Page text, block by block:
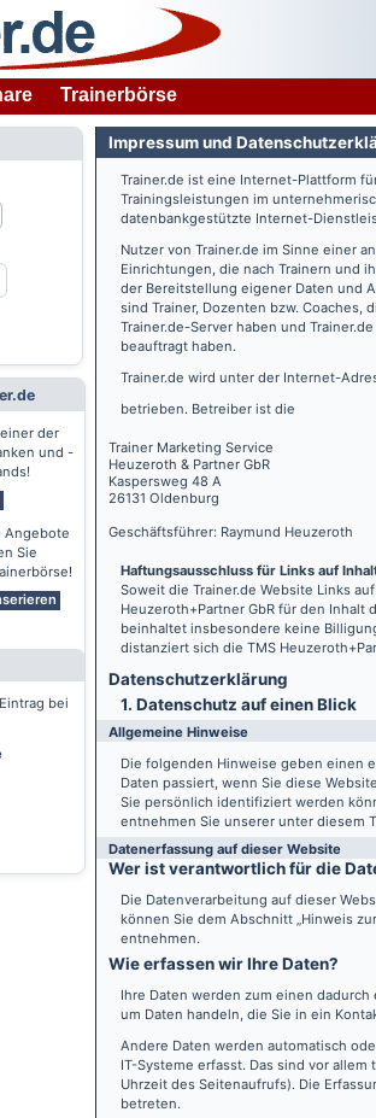
Trainerbörse
der
und -
Angebote
Sie
bei
Impressum und
Trainer.de ist eine Internet-Plattform
Trainingsleistungen im
datenbankgestützte Internet-
Nutzer von Trainer.de im Sinne einer
Einrichtungen, die nach Trainern und
der Bereitstellung eigener Daten und
sind Trainer, Dozenten bzw.
Trainer.de-Server haben und Trainer.de
beauftragt haben.
Trainer.de wird unter der Internet-
betrieben. Betreiber ist die
Trainer Marketing Service
Heuzeroth & Partner GbR
Kaspersweg 48 A
26131 Oldenburg
Geschäftsführer: Raymund Heuzeroth
Haftungsausschluss für Links auf
Soweit die Trainer.de Website Links
Heuzeroth+Partner GbR für den Inhalt
beinhaltet insbesondere keine
distanziert sich die TMS
Datenschutz­erklärung
1. Datenschutz auf einen Blick
Allgemeine Hinweise
Die folgenden Hinweise geben einen
Daten passiert, wenn Sie diese
Sie persönlich identifiziert werden
entnehmen Sie unserer unter diesem
Datenerfassung auf dieser Website
Wer ist verantwortlich für die
Die Datenverarbeitung auf dieser
können Sie dem Abschnitt „Hinweis
entnehmen.
Wie erfassen wir Ihre Daten?
Ihre Daten werden zum einen
um Daten handeln, die Sie in ein
Andere Daten werden automatisch
IT-Systeme erfasst. Das sind vor
Uhrzeit des Seitenaufrufs). Die
betreten.